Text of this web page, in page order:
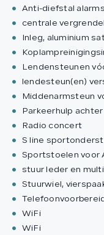
Anti-diefstal
centrale
Inleg, aluminium
Lendensteunen
lendesteun(en)
Middenarmsteun
Parkeerhulp achter
Radio concert
S line
Sportstoelen voor
stuur leder en
Stuurwiel,
WiFi
WiFi